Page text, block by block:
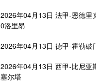
2026年04月13日 法甲-恩德里
0洛里昂
2026年04月13日 德甲-霍勒破
2026年04月13日 西甲-比尼亚
塞尔塔